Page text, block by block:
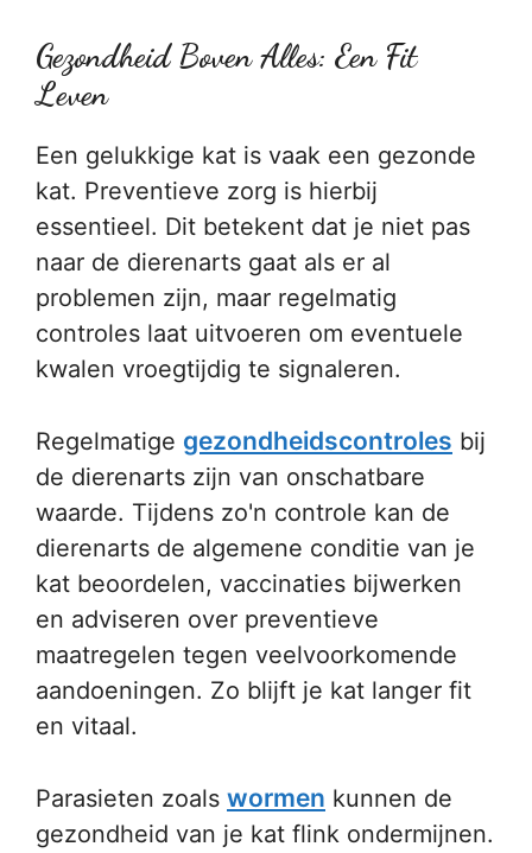
Gezondheid Boven Alles: Een Fit
Leven
Een gelukkige kat is vaak een gezonde
kat. Preventieve zorg is hierbij
essentieel. Dit betekent dat je niet pas
naar de dierenarts gaat als er al
problemen zijn, maar regelmatig
controles laat uitvoeren om eventuele
kwalen vroegtijdig te signaleren.
Regelmatige gezondheidscontroles bij
de dierenarts zijn van onschatbare
waarde. Tijdens zo'n controle kan de
dierenarts de algemene conditie van je
kat beoordelen, vaccinaties bijwerken
en adviseren over preventieve
maatregelen tegen veelvoorkomende
aandoeningen. Zo blijft je kat langer fit
en vitaal.
Parasieten zoals wormen kunnen de
gezondheid van je kat flink ondermijnen.